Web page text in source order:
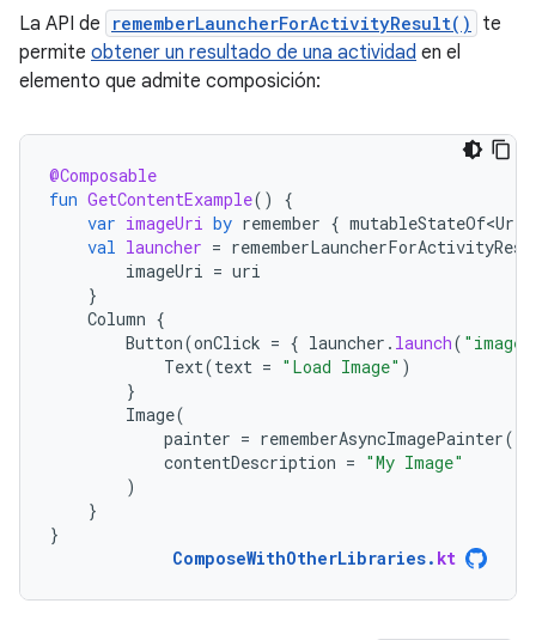
La API de rememberLauncherForActivityResult()
te
permite obtener un resultado de una actividad en el
elemento que admite composición:
@Composable
fun GetContentExample()
{
var imageUri by remember {
val launcher =
imageUri = uri
}
Column {
Button(onClick = { launcher . launch(
Text(text = "Load Image" )
}
Image(
painter = rememberAsyncImagePainter(
contentDescription = "My Image"
)
}
}
ComposeWithOtherLibraries. kt